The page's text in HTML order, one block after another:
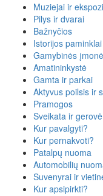
Muziejai ir
Pilys ir dvarai
Bažnyčios
Istorijos
Gamybinės
Amatininkystė
Gamta ir parkai
Aktyvus poilsis ir
Pramogos
Sveikata ir gerovė
Kur pavalgyti?
Kur pernakvoti?
Patalpų nuoma
Automobilių
Suvenyrai ir
Kur apsipirkti?